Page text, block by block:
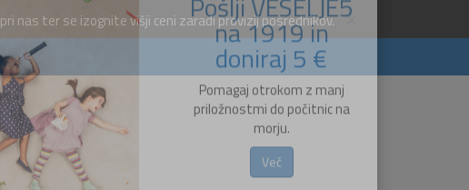
pri nas ter se izognite višji ceni zaradi provizij posrednikov. ×
Pošlji VESELJE5
na 1919 in
doniraj 5 €
Pomagaj otrokom z manj
priložnostmi do počitnic na
morju.